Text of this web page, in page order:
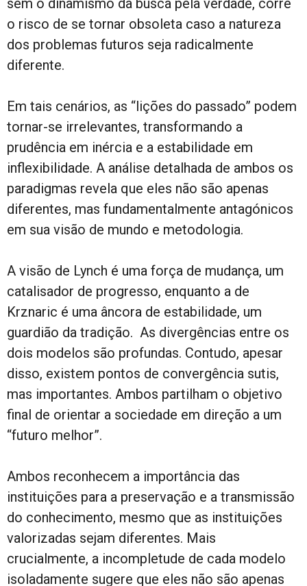
sem o dinamismo da busca pela verdade, corre
o risco de se tornar obsoleta caso a natureza
dos problemas futuros seja radicalmente
diferente.
Em tais cenários, as “lições do passado” podem
tornar-se irrelevantes, transformando a
prudência em inércia e a estabilidade em
inflexibilidade. A análise detalhada de ambos os
paradigmas revela que eles não são apenas
diferentes, mas fundamentalmente antagónicos
em sua visão de mundo e metodologia.
A visão de Lynch é uma força de mudança, um
catalisador de progresso, enquanto a de
Krznaric é uma âncora de estabilidade, um
guardião da tradição. As divergências entre os
dois modelos são profundas. Contudo, apesar
disso, existem pontos de convergência sutis,
mas importantes. Ambos partilham o objetivo
final de orientar a sociedade em direção a um
“futuro melhor”.
Ambos reconhecem a importância das
instituições para a preservação e a transmissão
do conhecimento, mesmo que as instituições
valorizadas sejam diferentes. Mais
crucialmente, a incompletude de cada modelo
isoladamente sugere que eles não são apenas